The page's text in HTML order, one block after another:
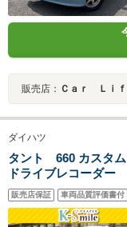
販売店： Ｃａｒ Ｌｉ
ダイハツ
タント 660 カスタ
ドライブレコーダ
ライドドア TV 衝突
クハイビーム オー
ドリングストップ ス
販売店保証 車両品質評価書付